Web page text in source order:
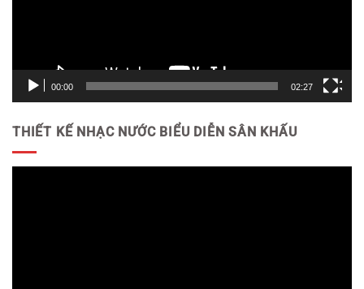
00:00 02:27
THIẾT KẾ NHẠC NƯỚC BIỂU DIỄN SÂN KHẤU